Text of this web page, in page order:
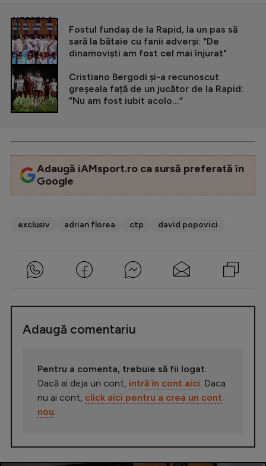
CITEȘTE ȘI
Fostul fundaș de la Rapid, la un pas să
sară la bătaie cu fanii adverși: "De
dinamoviști am fost cel mai înjurat"
Cristiano Bergodi și-a recunoscut
greșeala față de un jucător de la Rapid:
”Nu am fost iubit acolo...”
Adaugă iAMsport.ro ca sursă preferată în
Google
exclusiv adrian florea ctp david popovici
Adaugă comentariu
Pentru a comenta, trebuie să fii logat.
Dacă ai deja un cont, intră în cont aici. Daca
nu ai cont, click aici pentru a crea un cont
nou.